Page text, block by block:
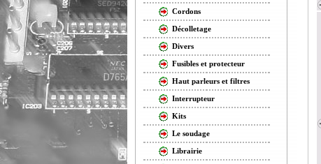
Cordons
Décolletage
Divers
Fusibles et protecteur
Haut parleurs et filtres
Interrupteur
Kits
Le soudage
Librairie